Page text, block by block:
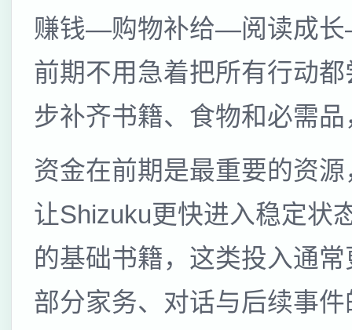
赚钱—购物补给—阅读成长
前期不用急着把所有行动
步补齐书籍、食物和必需
资金在前期是最重要的资
让Shizuku更快进入稳定状
的基础书籍，这类投入通
部分家务、对话与后续事